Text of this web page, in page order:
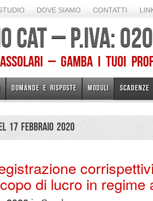
DOVE SIAMO CONTATTI
CAT – P.IVA:
– Gamba I TUOI
DOMANDE E RISPOSTE MODULI SCADENZE
17 Febbraio 2020
di lucro in regime